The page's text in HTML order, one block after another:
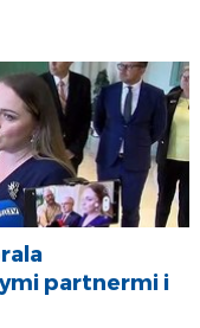
partnermi i